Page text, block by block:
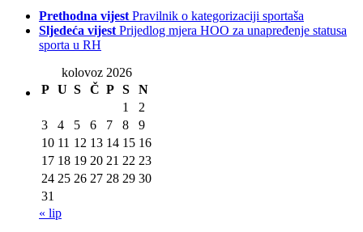
Prethodna vijest Pravilnik o kategorizaciji sportaša
Sljedeća vijest Prijedlog mjera HOO za unapređenje statusa
sporta u RH
kolovoz 2026
P U S Č P S
N
1
2
3
4 5 6 7 8
9
10 11 12 13 14 15 16
17 18 19 20 21 22 23
24 25 26 27 28 29 30
31
« lip